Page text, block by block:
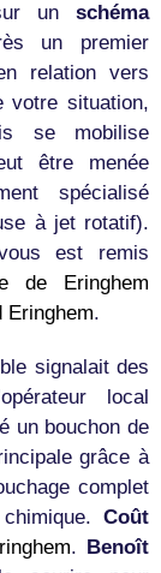
un schéma
un premier
relation vers
votre situation,
se mobilise
être menée
spécialisé
à jet rotatif).
est remis
de Eringhem
Eringhem.
signalait des
local
un bouchon de
grâce à
complet
Coût
.
Benoît